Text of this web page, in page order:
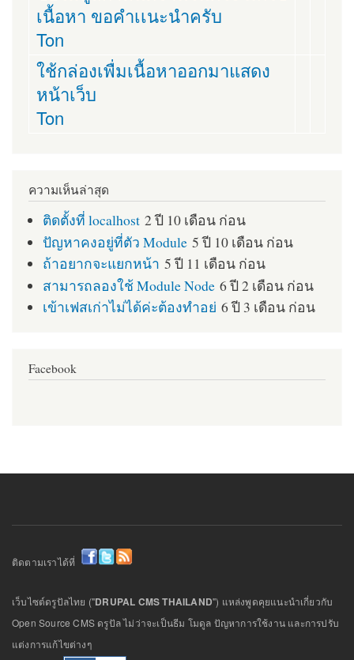
เนื้อหา ขอคำเเนะนำครับ
Ton
ใช้กล่องเพื่มเนื้อหาออกมาแสดง
หน้าเว็บ
Ton
ความเห็นล่าสุด
ติดตั้งที่ localhost 2 ปี 10 เดือน ก่อน
ปัญหาคงอยู่ที่ตัว Module 5 ปี 10 เดือน ก่อน
ถ้าอยากจะแยกหน้า 5 ปี 11 เดือน ก่อน
สามารถลองใช้ Module Node 6 ปี 2 เดือน ก่อน
เข้าเฟสเก่าไม่ได้ค่ะต้องทำอย่ 6 ปี 3 เดือน ก่อน
Facebook
ติดตามเราได้ที่
เว็บไซต์ดรูปัลไทย ("DRUPAL CMS THAILAND") แหล่งพูดคุยแนะนำเกี่ยวกับ
Open Source CMS ดรูปัล ไม่ว่าจะเป็นธีม โมดูล ปัญหาการใช้งาน และการปรับ
แต่งการแก้ไขต่างๆ